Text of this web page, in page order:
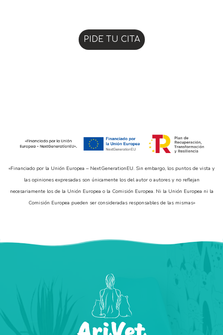
PIDE TU CITA
«Financiado por la Unión Europea – NextGenerationEU. Sin embargo, los puntos de vista y
las opiniones expresadas son únicamente los del autor o autores y no reflejan
necesariamente los de la Unión Europea o la Comisión Europea. Ni la Unión Europea ni la
Comisión Europea pueden ser consideradas responsables de las mismas»